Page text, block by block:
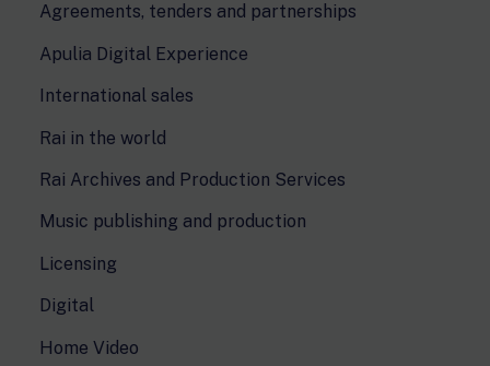
Agreements, tenders and partnerships
Apulia Digital Experience
International sales
Rai in the world
Rai Archives and Production Services
Music publishing and production
Licensing
Digital
Home Video